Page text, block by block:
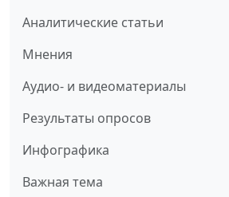
Аналитические статьи
Мнения
Аудио- и видеоматериалы
Результаты опросов
Инфографика
Важная тема